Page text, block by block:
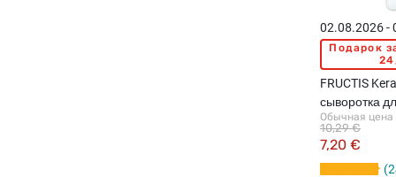
02.08.2026 -
Подарок
FRUCTIS
сыворотка
сухих волос,
Обычная цена
7,20 €
10,29 €